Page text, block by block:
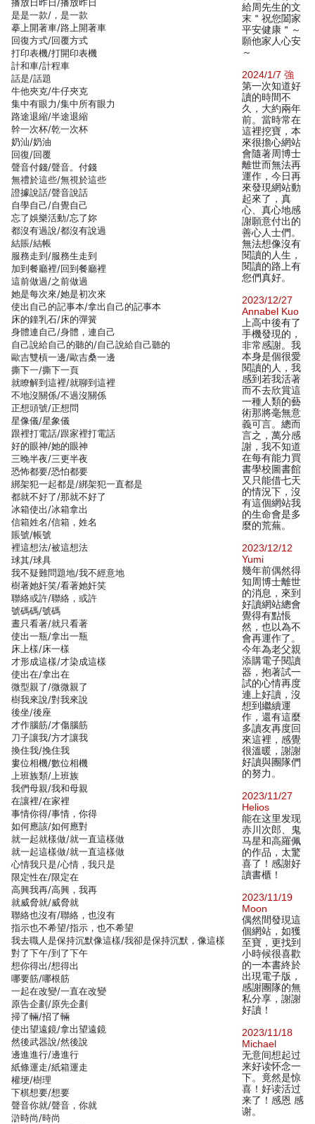
是是一款/，是一款
摹上開著車/路上開著車
回復方式/回覆方式
打印表機/打開印表機
計和車/計程車
話是/話題
牛他夾克/牛仔夾克
集中有眼力/集中所有眼力
路途退縮/半途退縮
幹一次杯/乾一次杯
奶汕/奶油
回復/回覆
聲音付錢/聲音。付錢
無禮於這些/無視於這些
證據說話/聲音說話
自學自己/自覺自己
忘了娛樂活動/忘了妳
都沒有過說/都沒有說過
結賬/結帳
服務走到/服務生走到
加到餐廳裡/回到餐廳裡
這前做過/之前做過
她是每次來/她是初次來
使出自己的記事本/拿出自己的記事本
床的鐘乳石/床的彈簧
身體連自己/身體，連自己
自己說給自己的聽的/自己說給自己聽的
歐吉雙槓一邊/歐吉桑一邊
撕下一/撕下一頁
就瞭解到這裡/就聊到這裡
不地沒關係/不過沒關係
正想頭號/正想問
星像儀/星象儀
跟裡打電話/跟家裡打電話
好的眼神/她的眼神
三晚半夜/三更半夜
恐怖都要/恐怕都要
綁架犯一起都是/綁架犯一直都是
都就不好了/那就不好了
冰箱使出/冰箱拿出
信箱姓名/信箱，姓名
賬號/帳號
裡這想法/被這想法
球其/球具
我不疑難問題地/我不經意地
樹著她奸笑/看著她奸笑
聯絡或許/聯絡，或許
號碼碼/號碼
晝只看著/就只看著
使出一瓶/拿出一瓶
床上樣/床一樣
才形成這樣/才染成這樣
使出在/拿出在
微型親了/微微親了
樹我來說/對我來說
後坐/後座
才作腦筋/才傷腦筋
刀子讓我/方才讓我
換住我/挽住我
婁位相機/數位相機
上班族類/上班族
我們母親/我和母親
在讓裡/在家裡
事情你得/事情，你得
如何應該/如何應對
就一起就樣做/就一直這樣做
就一起這樣做/就一直這樣做
心情我只是/心情，我只是
限定性在/限定在
高興我再/高興，我再
就威脅就/威脅就
聯絡也沒有/聯絡，也沒有
指示也不希望/指示，也不希望
我去職人是保持沉默像這樣/我卻是保持沉默，像這樣
對了下午/到了下午
想你得出/想得出
哪要筋/哪根筋
一起在改變/一直在改變
原告企劃/原先企劃
掃了輛/招了輛
使出望遠鏡/拿出望遠鏡
然後武器說/然後說
邊進進行/邊進行
紙條運走/紙箱運走
權埂/樹理
下棋想要/想要
聲音你就/聲音，你就
滸時尚/時尚
給周先生的文
末＂祝您闔家
平安健康＂～
願他家人心安
～
2024/1/7 強
第一次知道好
讀的時間不
久，大約兩年
前。當時常在
這裡挖寶，本
來很擔心網站
會隨著周博士
離世而無法再
運作，今日再
來發現網站動
起來了，真
心、真心地感
謝願意付出的
善心人士們。
無法想像沒有
閱讀的人生，
閱讀的路上有
您們真好。
2023/12/27
Annabel Kuo
上高中後有了
手機發現的，
非常感謝。我
本身是個很愛
閱讀的人，我
感到若我活著
而不去欣賞這
一種人類的藝
術那將毫無意
義可言。總而
言之，萬分感
謝，我不知道
在每有能力買
書學校圖書館
又只能借七天
的情況下，沒
有這個網站我
的生命會是多
麼的荒蕪。
2023/12/12
Yumi
幾年前偶然得
知周博士離世
的消息，來到
好讀網站總會
覺得有點悵
然，也以為不
會再運作了。
今年為老父親
添購電子閱讀
器，抱著試一
試的心情再度
連上好讀，沒
想到繼續運
作，還有這麼
多讀友再度回
來這裡，感覺
很溫暖，謝謝
好讀與團隊們
的努力。
2023/11/27
Helios
能在这里发现
赤川次郎、鬼
马星和高羅佩
的作品，太驚
喜了！感謝好
讀書櫃！
2023/11/19
Moon
偶然間發現這
個網站，如獲
至寶，更找到
小時候很喜歡
的一本書終於
出現電子版，
感謝團隊的無
私分享，謝謝
好讀！
2023/11/18
Michael
无意间想起过
来好读怀念一
下。竟然是惊
喜！好读活过
来了！感恩 感
谢。